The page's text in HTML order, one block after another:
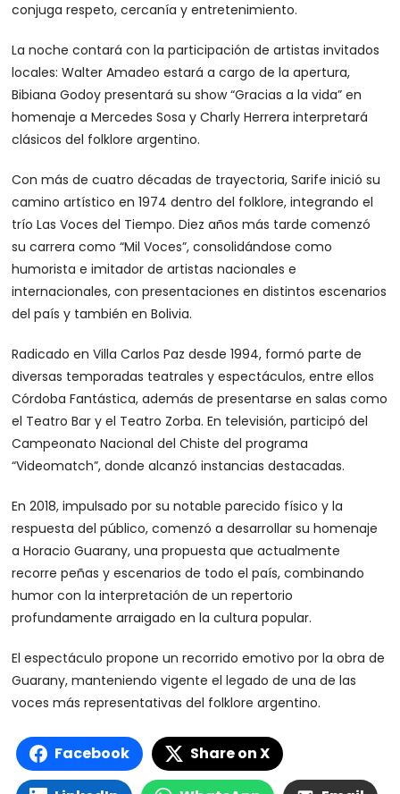
conjuga respeto, cercanía y entretenimiento.
La noche contará con la participación de artistas invitados
locales: Walter Amadeo estará a cargo de la apertura,
Bibiana Godoy presentará su show “Gracias a la vida” en
homenaje a Mercedes Sosa y Charly Herrera interpretará
clásicos del folklore argentino.
Con más de cuatro décadas de trayectoria, Sarife inició su
camino artístico en 1974 dentro del folklore, integrando el
trío Las Voces del Tiempo. Diez años más tarde comenzó
su carrera como “Mil Voces”, consolidándose como
humorista e imitador de artistas nacionales e
internacionales, con presentaciones en distintos escenarios
del país y también en Bolivia.
Radicado en Villa Carlos Paz desde 1994, formó parte de
diversas temporadas teatrales y espectáculos, entre ellos
Córdoba Fantástica, además de presentarse en salas como
el Teatro Bar y el Teatro Zorba. En televisión, participó del
Campeonato Nacional del Chiste del programa
“Videomatch”, donde alcanzó instancias destacadas.
En 2018, impulsado por su notable parecido físico y la
respuesta del público, comenzó a desarrollar su homenaje
a Horacio Guarany, una propuesta que actualmente
recorre peñas y escenarios de todo el país, combinando
humor con la interpretación de un repertorio
profundamente arraigado en la cultura popular.
El espectáculo propone un recorrido emotivo por la obra de
Guarany, manteniendo vigente el legado de una de las
voces más representativas del folklore argentino.
Facebook Share on X